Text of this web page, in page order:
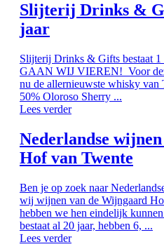
Slijterij Drinks &
jaar
Slijterij Drinks & Gifts bestaat
GAAN WIJ VIEREN! Voor
nu de allernieuwste whisky
50% Oloroso Sherry ...
Lees verder
Nederlandse
Hof van Twente
Ben je op zoek naar
wij wijnen van de Wijngaard
hebben we hen eindelijk
bestaat al 20 jaar, hebben 6, ...
Lees verder